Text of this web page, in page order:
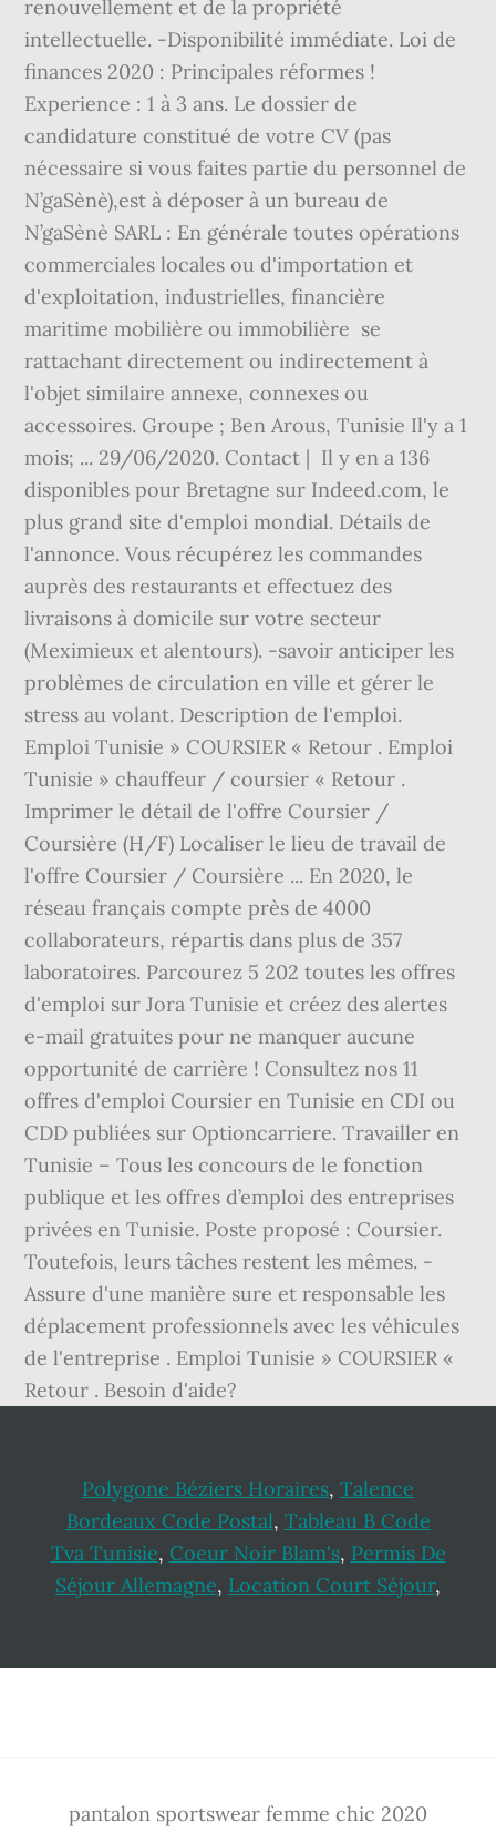
Polygone Béziers Horaires, Talence
Bordeaux Code Postal, Tableau B Code
Tva Tunisie, Coeur Noir Blam's, Permis De
Séjour Allemagne, Location Court Séjour,
pantalon sportswear femme chic 2020